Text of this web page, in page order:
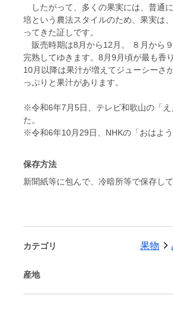
したがって、多くの果実には、普通
培という農法スタイルのため、果実は
ってきた証しです。
販売時期は8月から12月。 ８月から
完熟してゆきます。8月9月頃が最も香
10月以降は果汁が増えてジューシーさ
っぷりと果汁があります。
※令和6年7月5日、テレビ和歌山の「
た。
※令和6年10月29日、NHKの「おはよ
保存方法
新聞紙等に包んで、冷暗所等で保存し
カテゴリ 果物
産地